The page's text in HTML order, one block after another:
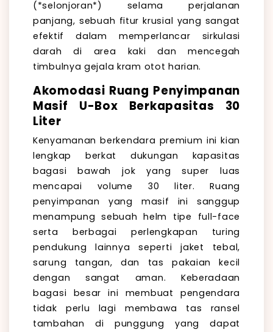
(*selonjoran*) selama perjalanan
panjang, sebuah fitur krusial yang sangat
efektif dalam memperlancar sirkulasi
darah di area kaki dan mencegah
timbulnya gejala kram otot harian.
Akomodasi Ruang Penyimpanan
Masif U-Box Berkapasitas 30
Liter
Kenyamanan berkendara premium ini kian
lengkap berkat dukungan kapasitas
bagasi bawah jok yang super luas
mencapai volume 30 liter. Ruang
penyimpanan yang masif ini sanggup
menampung sebuah helm tipe full-face
serta berbagai perlengkapan turing
pendukung lainnya seperti jaket tebal,
sarung tangan, dan tas pakaian kecil
dengan sangat aman. Keberadaan
bagasi besar ini membuat pengendara
tidak perlu lagi membawa tas ransel
tambahan di punggung yang dapat